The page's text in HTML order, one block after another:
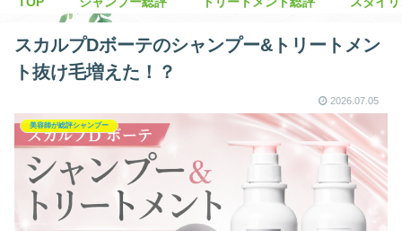
スカルプDボーテのシャンプー&トリートメン
ト抜け毛増えた！？
2026.07.05
美容師が総評シャンプー